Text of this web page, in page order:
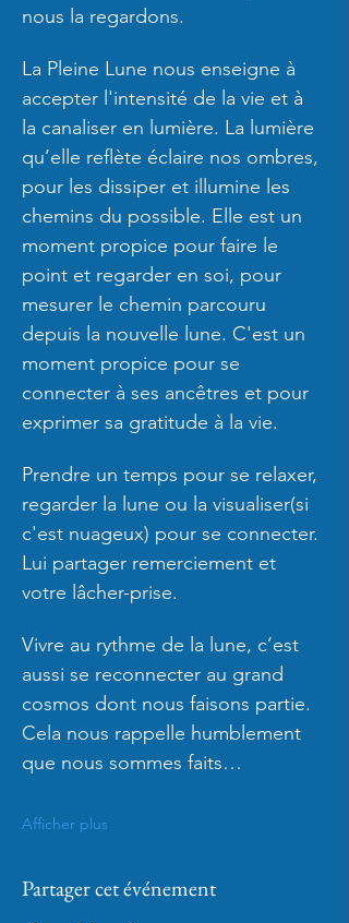
nous la regardons.
La Pleine Lune nous enseigne à
accepter l'intensité de la vie et à
la canaliser en lumière. La lumière
qu’elle reflète éclaire nos ombres,
pour les dissiper et illumine les
chemins du possible. Elle est un
moment propice pour faire le
point et regarder en soi, pour
mesurer le chemin parcouru
depuis la nouvelle lune. C'est un
moment propice pour se
connecter à ses ancêtres et pour
exprimer sa gratitude à la vie.
Prendre un temps pour se relaxer,
regarder la lune ou la visualiser(si
c'est nuageux) pour se connecter.
Lui partager remerciement et
votre lâcher-prise.
Vivre au rythme de la lune, c’est
aussi se reconnecter au grand
cosmos dont nous faisons partie.
Cela nous rappelle humblement
que nous sommes faits…
Afficher plus
Partager cet événement